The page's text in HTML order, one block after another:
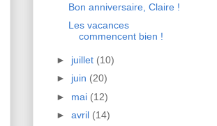
Bon anniversaire, Claire !
Les vacances
commencent bien !
► juillet (10)
► juin (20)
► mai (12)
► avril (14)